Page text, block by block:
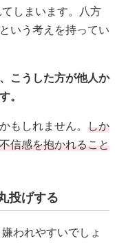
しまいます。八方
いう考えを持ってい
こうした方が他人か
。
もしれません。 しか
信感を抱かれること
投げする
われやすいでしょ